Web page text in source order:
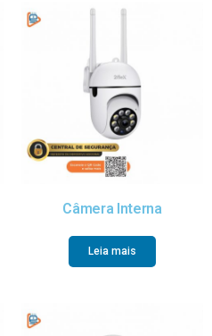
Câmera Interna
Leia mais